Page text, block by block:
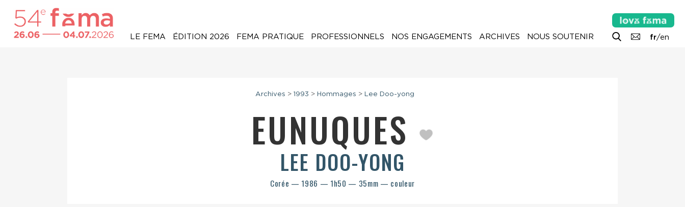
fr/en
LE FEMA ÉDITION 2026 FEMA PRATIQUE PROFESSIONNELS NOS ENGAGEMENTS ARCHIVES NOUS SOUTENIR
Archives > 1993 > Hommages > Lee Doo-yong
EUNUQUES
LEE DOO-YONG
Corée — 1986 — 1h50 — 35mm — couleur